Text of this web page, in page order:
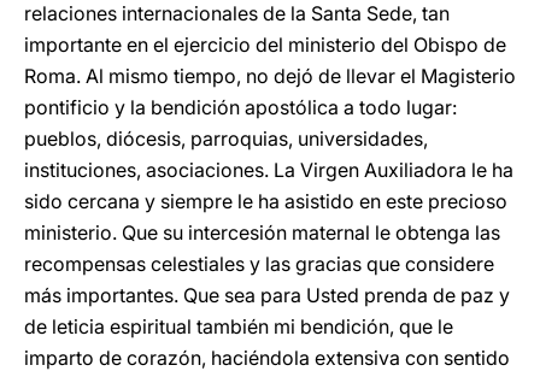
relaciones internacionales de la Santa Sede, tan
importante en el ejercicio del ministerio del Obispo de
Roma. Al mismo tiempo, no dejó de llevar el Magisterio
pontificio y la bendición apostólica a todo lugar:
pueblos, diócesis, parroquias, universidades,
instituciones, asociaciones. La Virgen Auxiliadora le ha
sido cercana y siempre le ha asistido en este precioso
ministerio. Que su intercesión maternal le obtenga las
recompensas celestiales y las gracias que considere
más importantes. Que sea para Usted prenda de paz y
de leticia espiritual también mi bendición, que le
imparto de corazón, haciéndola extensiva con sentido